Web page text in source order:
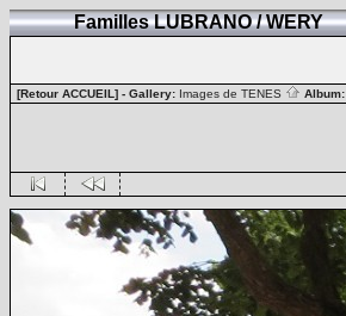
Familles LUBRANO / WERY
[Retour ACCUEIL] - Gallery: Images de TENES Album: